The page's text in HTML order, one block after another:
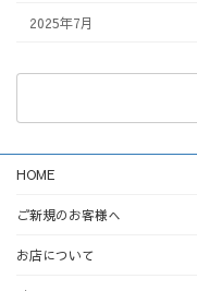
2025年7月
HOME
ご新規のお客様へ
お店について